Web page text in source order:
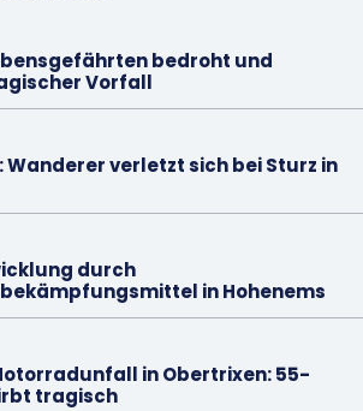
bedroht und
Vorfall
verletzt sich bei Sturz in
durch
in Hohenems
in Obertrixen: 55-
tragisch